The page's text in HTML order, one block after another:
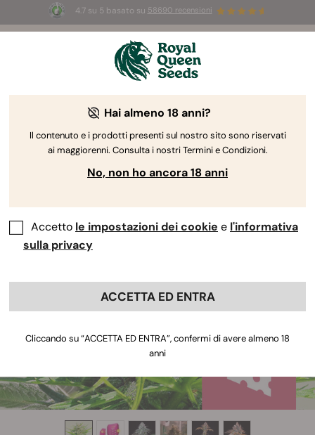
4.7 su 5 basato su 58690 recensioni
3 semi White Widow AutoGRATIS per i
Hai almeno 18 anni?
Il contenuto e i prodotti presenti sul nostro sito sono riservati
ai maggiorenni. Consulta i nostri Termini e Condizioni.
No, non ho ancora 18 anni
Accetto le impostazioni dei cookie e l'informativa
sulla privacy
ACCETTA ED ENTRA
Cliccando su “ACCETTA ED ENTRA”, confermi di avere almeno 18
anni